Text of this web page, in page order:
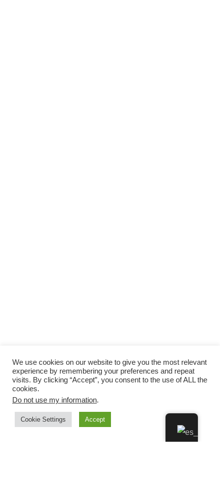
We use cookies on our website to give you the most relevant
experience by remembering your preferences and repeat
visits. By clicking “Accept”, you consent to the use of ALL the
cookies.
Do not use my information.
Cookie Settings Accept